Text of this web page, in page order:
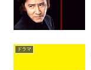
ドラマ